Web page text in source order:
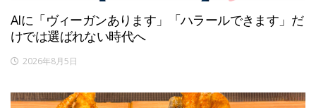
AIに「ヴィーガンあります」「ハラールできます」だ
けでは選ばれない時代へ
2026年8月5日